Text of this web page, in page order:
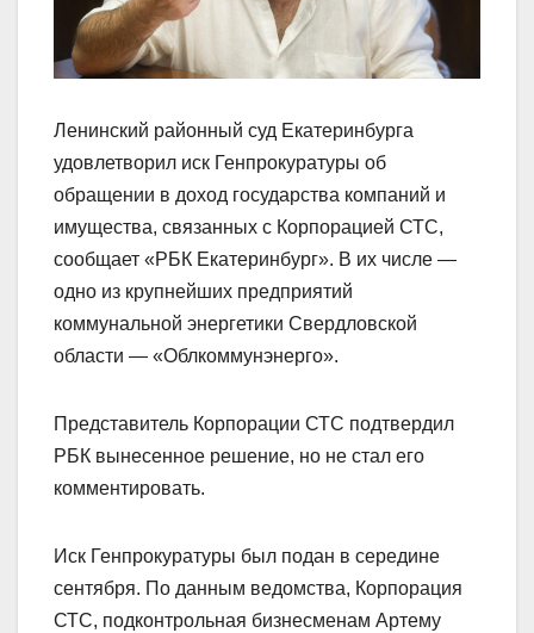
Ленинский районный суд Екатеринбурга
удовлетворил иск Генпрокуратуры об
обращении в доход государства компаний и
имущества, связанных с Корпорацией СТС,
сообщает «РБК Екатеринбург». В их числе —
одно из крупнейших предприятий
коммунальной энергетики Свердловской
области — «Облкоммунэнерго».
Представитель Корпорации СТС подтвердил
РБК вынесенное решение, но не стал его
комментировать.
Иск Генпрокуратуры был подан в середине
сентября. По данным ведомства, Корпорация
СТС, подконтрольная бизнесменам Артему